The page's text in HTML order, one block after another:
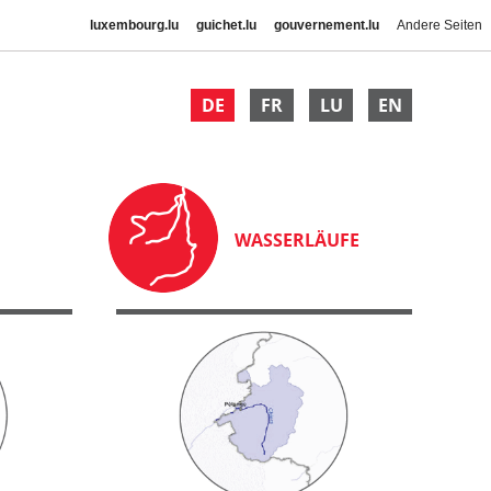
luxembourg.lu guichet.lu gouvernement.lu Andere Seiten
DE FR LU EN
WASSERLÄUFE